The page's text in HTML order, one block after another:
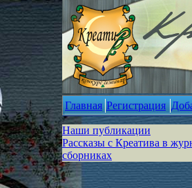
Главная Регистрация
Наши публикации
Рассказы с Креатива в
сборниках